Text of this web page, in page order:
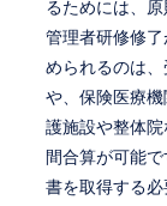
るためには、
管理者研修修
められるのは
や、保険医療
護施設や整体
間合算が可能
書を取得する